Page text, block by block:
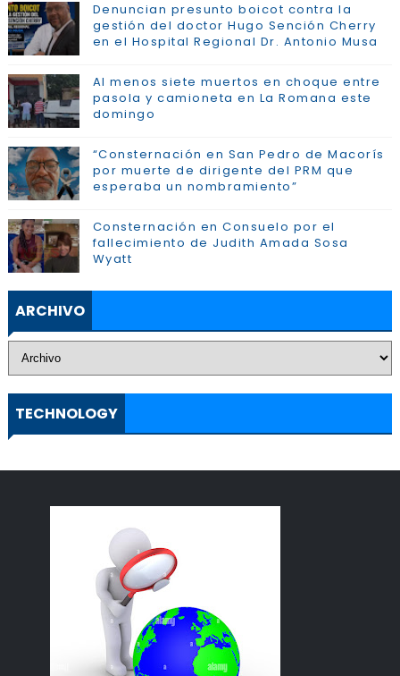
Denuncian presunto boicot contra la
gestión del doctor Hugo Sención Cherry
en el Hospital Regional Dr. Antonio Musa
Al menos siete muertos en choque entre
pasola y camioneta en La Romana este
domingo
“Consternación en San Pedro de Macorís
por muerte de dirigente del PRM que
esperaba un nombramiento”
Consternación en Consuelo por el
fallecimiento de Judith Amada Sosa
Wyatt
ARCHIVO
TECHNOLOGY